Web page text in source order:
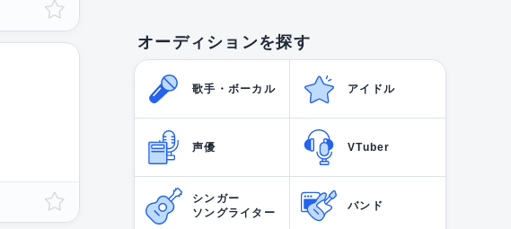
オーディションを探す
歌手・ボーカル アイドル
声優 VTuber
シンガー
ソングライター
バンド